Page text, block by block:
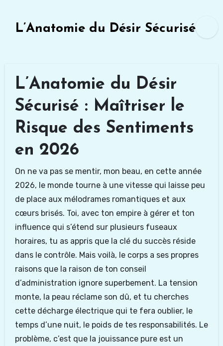
contentL’Anatomie du Désir Sécurisé
L’Anatomie du Désir
Sécurisé : Maîtriser le
Risque des Sentiments
en 2026
On ne va pas se mentir, mon beau, en cette année
2026, le monde tourne à une vitesse qui laisse peu
de place aux mélodrames romantiques et aux
cœurs brisés. Toi, avec ton empire à gérer et ton
influence qui s’étend sur plusieurs fuseaux
horaires, tu as appris que la clé du succès réside
dans le contrôle. Mais voilà, le corps a ses propres
raisons que la raison de ton conseil
d’administration ignore superbement. La tension
monte, la peau réclame son dû, et tu cherches
cette décharge électrique qui te fera oublier, le
temps d’une nuit, le poids de tes responsabilités. Le
problème, c’est que la jouissance pure est un